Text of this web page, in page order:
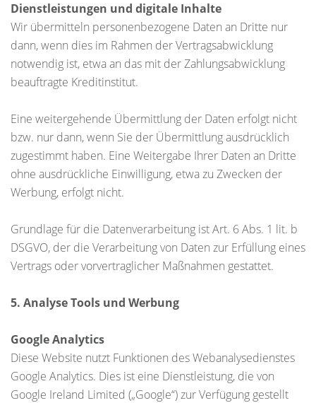
Dienstleistungen und digitale Inhalte
Wir übermitteln personenbezogene Daten an Dritte nur
dann, wenn dies im Rahmen der Vertragsabwicklung
notwendig ist, etwa an das mit der Zahlungsabwicklung
beauftragte Kreditinstitut.
Eine weitergehende Übermittlung der Daten erfolgt nicht
bzw. nur dann, wenn Sie der Übermittlung ausdrücklich
zugestimmt haben. Eine Weitergabe Ihrer Daten an Dritte
ohne ausdrückliche Einwilligung, etwa zu Zwecken der
Werbung, erfolgt nicht.
Grundlage für die Datenverarbeitung ist Art. 6 Abs. 1 lit. b
DSGVO, der die Verarbeitung von Daten zur Erfüllung eines
Vertrags oder vorvertraglicher Maßnahmen gestattet.
5. Analyse Tools und Werbung
Google Analytics
Diese Website nutzt Funktionen des Webanalysedienstes
Google Analytics. Dies ist eine Dienstleistung, die von
Google Ireland Limited („Google“) zur Verfügung gestellt